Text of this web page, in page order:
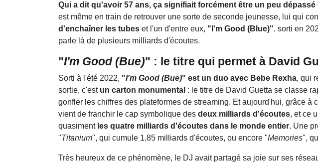
Qui a dit qu'avoir 57 ans, ça signifiait forcément être un peu
est même en train de retrouver une sorte de seconde jeunesse, lui qui
d'enchaîner les tubes et l'un d'entre eux, "I'm Good (Blue)", sorti en
parle là de plusieurs milliards d'écoutes.
"I'm Good (Bue)" : le titre qui permet à David
Sorti à l'été 2022, "I'm Good (Bue)" est un duo avec Bebe Rexha, qui
sortie, c'est un carton monumental : le titre de David Guetta se classe
gonfler les chiffres des plateformes de streaming. Et aujourd'hui, grâce à
vient de franchir le cap symbolique des deux milliards d'écoutes, et ce
quasimentles quatre milliards d'écoutes dans le monde entier. Une
"Titanium", qui cumule 1,85 milliards d'écoutes, ou encore "Memories",
Très heureux de ce phénomène, le DJ avait partagé sa joie sur ses